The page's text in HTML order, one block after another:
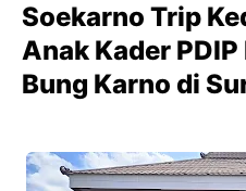
Soekarno Trip
Anak Kader
Bung Karno di